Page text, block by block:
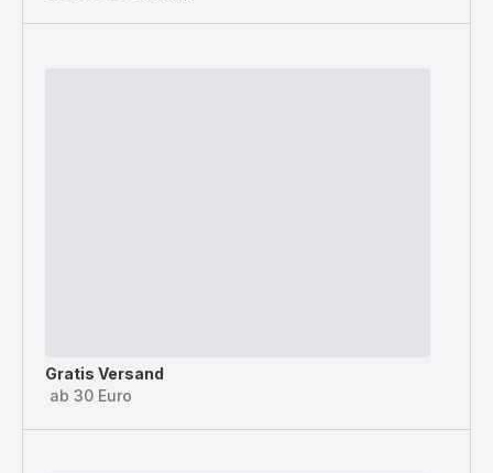
Gratis Versand
ab 30 Euro